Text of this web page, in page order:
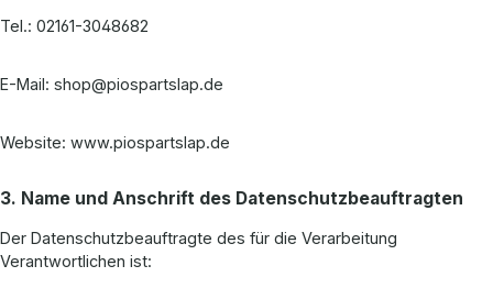
Tel.: 02161-3048682
E-Mail: shop@piospartslap.de
Website: www.piospartslap.de
3. Name und Anschrift des Datenschutzbeauftragten
Der Datenschutzbeauftragte des für die Verarbeitung
Verantwortlichen ist: